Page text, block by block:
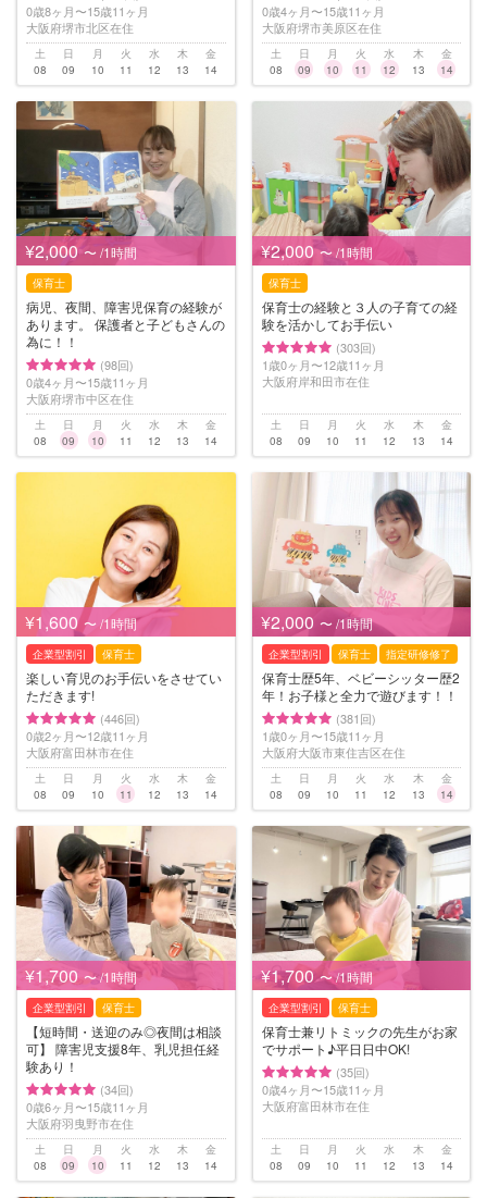
0歳8ヶ月〜15歳11ヶ月
大阪府堺市北区在住
土
08
日
09
月
10
火
11
水
12
木
13
金
14
0歳4ヶ月〜15歳11ヶ月
大阪府堺市美原区在住
土
08
日
09
月
10
火
11
水
12
木
13
金
14
¥2,000 〜 /1時間
保育士
病児、夜間、障害児保育の経験が
あります。 保護者と子どもさんの
為に！！
(98回)
0歳4ヶ月〜15歳11ヶ月
大阪府堺市中区在住
土
08
日
09
月
10
火
11
水
12
木
13
金
14
¥2,000 〜 /1時間
保育士
保育士の経験と３人の子育ての経
験を活かしてお手伝い
(303回)
1歳0ヶ月〜12歳11ヶ月
大阪府岸和田市在住
土
08
日
09
月
10
火
11
水
12
木
13
金
14
¥1,600 〜 /1時間
企業型割引 保育士
楽しい育児のお手伝いをさせてい
ただきます!
(446回)
0歳2ヶ月〜12歳11ヶ月
大阪府富田林市在住
土
08
日
09
月
10
火
11
水
12
木
13
金
14
¥2,000 〜 /1時間
企業型割引 保育士 指定研修修了
保育士歴5年、ベビーシッター歴2
年！お子様と全力で遊びます！！
(381回)
1歳0ヶ月〜15歳11ヶ月
大阪府大阪市東住吉区在住
土
08
日
09
月
10
火
11
水
12
木
13
金
14
¥1,700 〜 /1時間
企業型割引 保育士
【短時間・送迎のみ◎夜間は相談
可】 障害児支援8年、乳児担任経
験あり！
(34回)
0歳6ヶ月〜15歳11ヶ月
大阪府羽曳野市在住
土
08
日
09
月
10
火
11
水
12
木
13
金
14
¥1,700 〜 /1時間
企業型割引 保育士
保育士兼リトミックの先生がお家
でサポート♪平日日中OK!
(35回)
0歳4ヶ月〜15歳11ヶ月
大阪府富田林市在住
土
08
日
09
月
10
火
11
水
12
木
13
金
14